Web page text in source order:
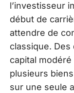
l’investisseur
début de
attendre de
classique. Des
capital
plusieurs
sur une seule